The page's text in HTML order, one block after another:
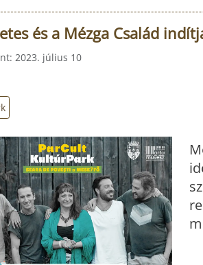
és a Mézga Család
2023. július 10